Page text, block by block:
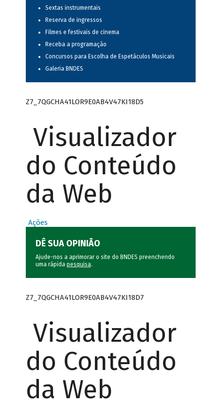
Sextas instrumentais
Reserva de ingressos
Filmes e festivais de cinema
Receba a programação
Concursos para Escolha de Espetáculos Musicais
Galeria BNDES
Z7_7QGCHA41LOR9E0AB4V47KI18D5
Visualizador
do Conteúdo
da Web
Ações
DÊ SUA OPINIÃO
Ajude-nos a aprimorar o site do BNDES preenchendo
uma rápida pesquisa.
Z7_7QGCHA41LOR9E0AB4V47KI18D7
Visualizador
do Conteúdo
da Web